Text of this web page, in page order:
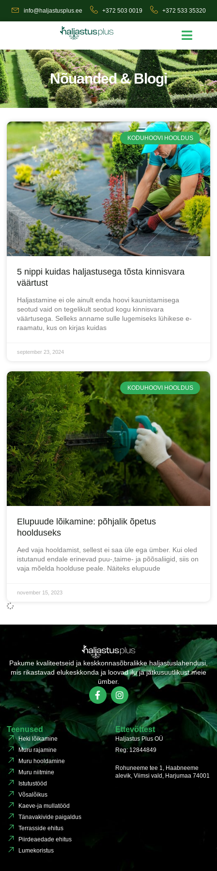
info@haljastusplus.ee +372 503 0019 +372 533 35320
Nõuanded & Blogi
KODUHOOVI HOOLDUS
5 nippi kuidas haljastusega tõsta kinnisvara
väärtust
Haljastamine ei ole ainult enda hoovi kaunistamisega
seotud vaid on tegelikult seotud kogu kinnisvara
väärtusega. Selleks anname sulle lugemiseks lühikese e-
raamatu, kus on kirjas kuidas
september 23, 2024
KODUHOOVI HOOLDUS
Elupuude lõikamine: põhjalik õpetus
hoolduseks
Aed vaja hooldamist, sellest ei saa üle ega ümber. Kui oled
istutanud endale erinevad puu-,taime- ja põõsaliigid, siis on
vaja mõelda hoolduse peale. Näiteks elupuude
november 15, 2023
Pakume kvaliteetseid ja keskkonnasõbralikke haljastuslahendusi,
mis rikastavad elukeskkonda ja loovad ilu ja jätkusuutlikust meie
ümber.
Teenused
Heki lõikamine
Muru rajamine
Muru hooldamine
Muru niitmine
Istutustööd
Võsalõikus
Kaeve-ja mullatööd
Tänavakivide paigaldus
Terrasside ehitus
Piirdeaedade ehitus
Lumekoristus
Ettevõttest
Haljastus Plus OÜ
Reg: 12844849
Rohuneeme tee 1, Haabneeme
alevik, Viimsi vald, Harjumaa 74001